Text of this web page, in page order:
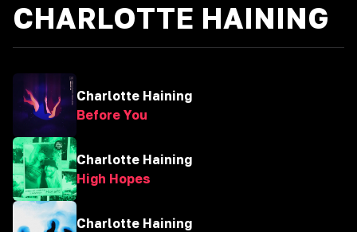
CHARLOTTE HAINING
Charlotte Haining
Before You
Charlotte Haining
High Hopes
Charlotte Haining